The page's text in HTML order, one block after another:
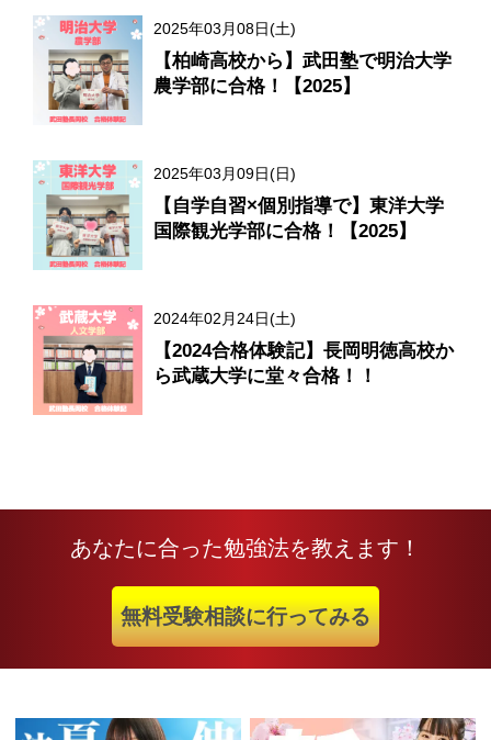
2025年03月08日(土)
【柏崎高校から】武田塾で明治大学
農学部に合格！【2025】
2025年03月09日(日)
【自学自習×個別指導で】東洋大学
国際観光学部に合格！【2025】
2024年02月24日(土)
【2024合格体験記】長岡明徳高校か
ら武蔵大学に堂々合格！！
あなたに合った勉強法を教えます！
無料受験相談に行ってみる